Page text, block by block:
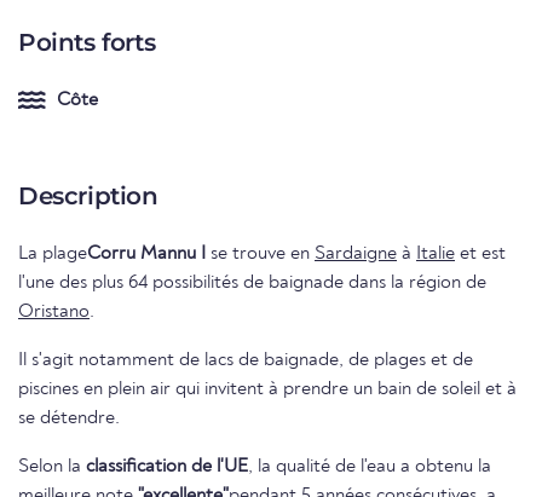
Points forts
Côte
Description
La plageCorru Mannu I se trouve en Sardaigne à Italie et est
l'une des plus 64 possibilités de baignade dans la région de
Oristano.
Il s'agit notamment de lacs de baignade, de plages et de
piscines en plein air qui invitent à prendre un bain de soleil et à
se détendre.
Selon la classification de l'UE, la qualité de l'eau a obtenu la